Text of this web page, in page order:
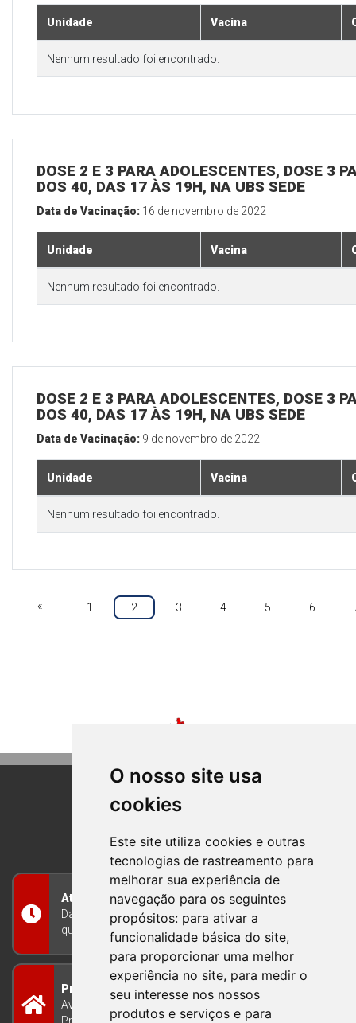
O nosso site usa
cookies
Este site utiliza cookies e outras
tecnologias de rastreamento para
melhorar sua experiência de
navegação para os seguintes
propósitos: para ativar a
funcionalidade básica do site,
para proporcionar uma melhor
experiência no site, para medir o
seu interesse nos nossos
produtos e serviços e para
Unidade Vacina
Nenhum resultado foi encontrado.
DOSE 2 E 3 PARA ADOLESCENTES, DOSE 3
DOS 40, DAS 17 ÀS 19H, NA UBS SEDE
Data de Vacinação: 16 de novembro de 2022
Unidade Vacina
Nenhum resultado foi encontrado.
DOSE 2 E 3 PARA ADOLESCENTES, DOSE 3
DOS 40, DAS 17 ÀS 19H, NA UBS SEDE
Data de Vacinação: 9 de novembro de 2022
Unidade Vacina
Nenhum resultado foi encontrado.
« 1 2 3 4 5 6
BOM PRINCIPIO
RIO GRANDE DO SUL
Atendimento
Das 8h às 12h e das 13h às 17h30, de segunda a
quinta-feira, e nas sextas-feiras das 7h às 13h
Prefeitura Municipal
Avenida Guilherme Winter 65 - Centro Bom